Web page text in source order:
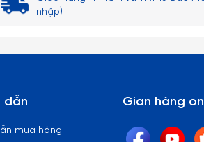
nhập)
dẫn
mua hàng
Gian hàng